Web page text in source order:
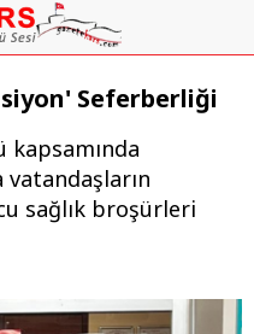
Seferberliği
kapsamında
sağlık broşürleri